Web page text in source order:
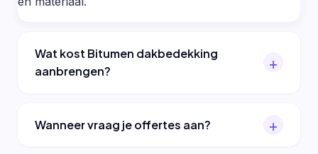
Wat kost Bitumen dakbedekking
aanbrengen?
Wanneer vraag je offertes aan?